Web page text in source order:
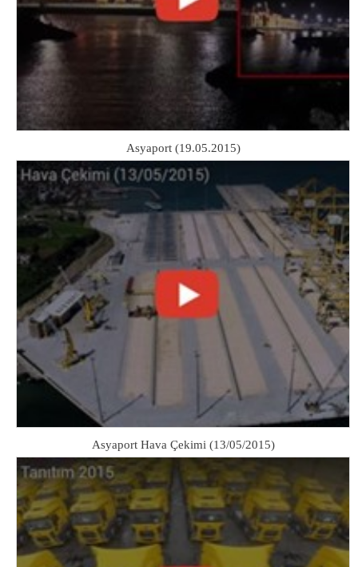
Asyaport (19.05.2015)
Asyaport Hava Çekimi (13/05/2015)